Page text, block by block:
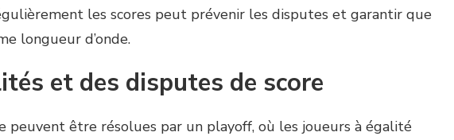
les scores peut prévenir les disputes et garantir que
longueur d’onde.
et des disputes de score
peuvent être résolues par un playoff, où les joueurs à égalité